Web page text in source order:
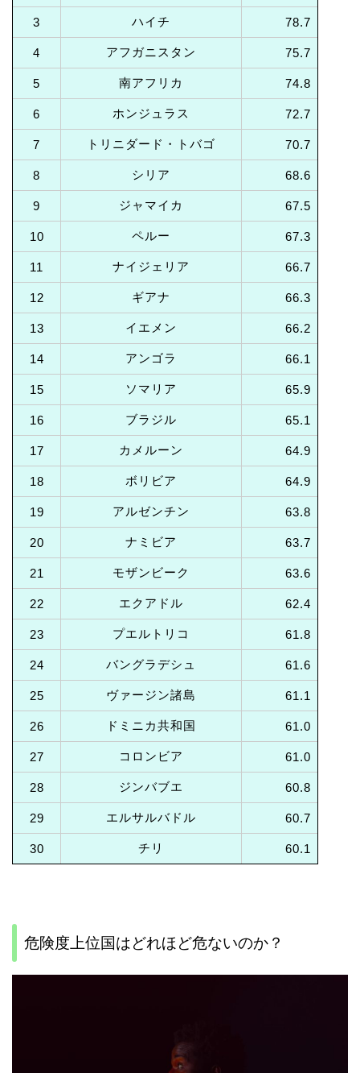
3 ハイチ 78.7
4 アフガニスタン 75.7
5 南アフリカ 74.8
6 ホンジュラス 72.7
7 トリニダード・トバゴ 70.7
8 シリア 68.6
9 ジャマイカ 67.5
10 ペルー 67.3
11 ナイジェリア 66.7
12 ギアナ 66.3
13 イエメン 66.2
14 アンゴラ 66.1
15 ソマリア 65.9
16 ブラジル 65.1
17 カメルーン 64.9
18 ボリビア 64.9
19 アルゼンチン 63.8
20 ナミビア 63.7
21 モザンビーク 63.6
22 エクアドル 62.4
23 プエルトリコ 61.8
24 バングラデシュ 61.6
25 ヴァージン諸島 61.1
26 ドミニカ共和国 61.0
27 コロンビア 61.0
28 ジンバブエ 60.8
29 エルサルバドル 60.7
30 チリ 60.1
危険度上位国はどれほど危ないのか？